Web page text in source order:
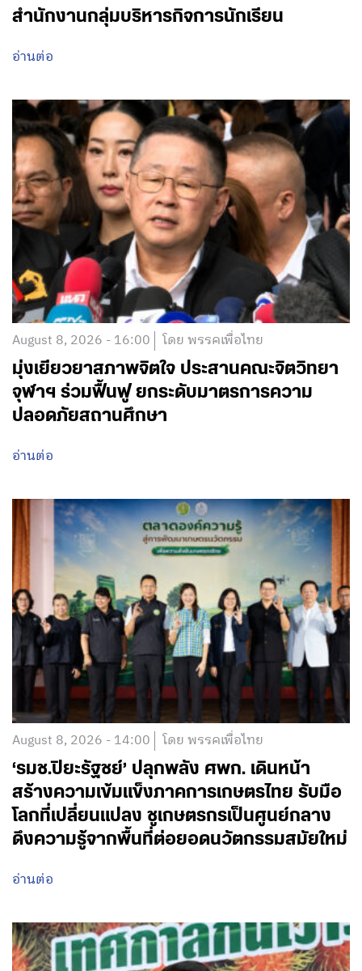
สำนักงานกลุ่มบริหารกิจการนักเรียน
อ่านต่อ
August 8, 2026 - 16:00 โดย พรรคเพื่อไทย
มุ่งเยียวยาสภาพจิตใจ ประสานคณะจิตวิทยา
จุฬาฯ ร่วมฟื้นฟู ยกระดับมาตรการความ
ปลอดภัยสถานศึกษา
อ่านต่อ
August 8, 2026 - 14:00 โดย พรรคเพื่อไทย
‘รมช.ปิยะรัฐชย์’ ปลุกพลัง ศพก. เดินหน้า
สร้างความเข้มแข็งภาคการเกษตรไทย รับมือ
โลกที่เปลี่ยนแปลง ชูเกษตรกรเป็นศูนย์กลาง
ดึงความรู้จากพื้นที่ต่อยอดนวัตกรรมสมัยใหม่
อ่านต่อ